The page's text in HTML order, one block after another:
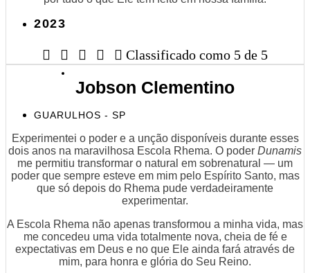
2023
     Classificado como 5 de 5
Jobson Clementino
GUARULHOS - SP
Experimentei o poder e a unção disponíveis durante esses
dois anos na maravilhosa Escola Rhema. O poder Dunamis
me permitiu transformar o natural em sobrenatural — um
poder que sempre esteve em mim pelo Espírito Santo, mas
que só depois do Rhema pude verdadeiramente
experimentar.
A Escola Rhema não apenas transformou a minha vida, mas
me concedeu uma vida totalmente nova, cheia de fé e
expectativas em Deus e no que Ele ainda fará através de
mim, para honra e glória do Seu Reino.